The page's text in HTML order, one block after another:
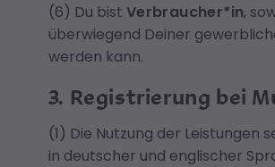
(6) Du bist Verbraucher*in,
überwiegend Deiner
werden kann.
3. Registrierung bei
(1) Die Nutzung der Leistungen
in deutscher und englischer